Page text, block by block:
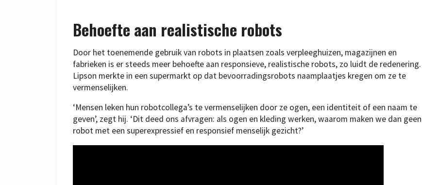
Behoefte aan realistische robots
Door het toenemende gebruik van robots in plaatsen zoals verpleeghuizen, magazijnen en
fabrieken is er steeds meer behoefte aan responsieve, realistische robots, zo luidt de redenering.
Lipson merkte in een supermarkt op dat bevoorradingsrobots naamplaatjes kregen om ze te
vermenselijken.
‘Mensen leken hun robotcollega’s te vermenselijken door ze ogen, een identiteit of een naam te
geven’, zegt hij. ‘Dit deed ons afvragen: als ogen en kleding werken, waarom maken we dan geen
robot met een superexpressief en responsief menselijk gezicht?’